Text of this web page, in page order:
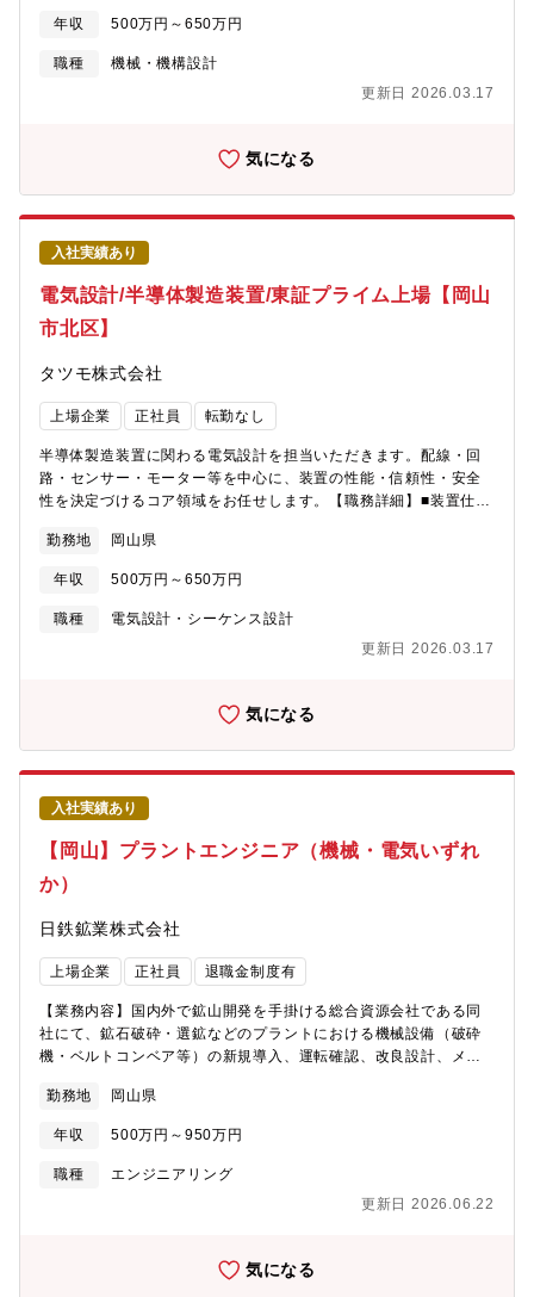
置の開発設計■貼合・剥離機構、真空・熱・加圧ユニット、搬送・
位置決め機構、フレーム・カバー等の設計■解析・検証（強度・
熱・振動・流体などのCAE、FMEA、リスクアセスメント）と実
DFA、原価企画、量産立上げ）■国内外顧客との技術折衝、装置仕
年収 500万円～650万円
職種
機械・機構設計
更新日 2026.03.17
気になる
入社実績あり
電気設計/半導体製造装置/東証プライム上場【岡山
市北区】
タツモ株式会社
上場企業 正社員 転勤なし
半導体製造装置に関わる電気設計を担当いただきます。配線・回
路・センサー・モーター等を中心に、装置の性能・信頼性・安全
性を決定づけるコア領域をお任せします。【職務詳細】■装置仕様
量、I/O点数、セーフティレベル等）■電気設計：アナログ／デジ
タル、センサー信号、ノイズ対策（シールド・グラウンディン
グ・フィルタ）、安全回路／インターロック／マイコンボード／
PLC／モーション／サーボ／ロボット／各種フィールドバス
計 等■盤設計・配線：制御盤レイアウト、ハーネス設計、部品選
成）■立上げ・検証：評価、EMC／ESD対策、FMEA／DRレビュ
ー、サーボチューニング■法規・安全規格対応：CE／UL、SEMI
S2等の安全・環境要件の適合設計（国内、アジア圏、アメリカ・
ヨーロッパ圏など）■現地対応：製造部門・サプライヤとの連携、
国内・海外での装置トラブルシュート、原因解析／再発防止■開発
の高度化：標準化／モジュール化、設計自動化 等
勤務地 岡山県
年収 500万円～650万円
職種
電気設計・シーケンス設計
更新日 2026.03.17
気になる
入社実績あり
【岡山】プラントエンジニア（機械・電気いずれ
か）
日鉄鉱業株式会社
上場企業 正社員 退職金制度有
【業務内容】国内外で鉱山開発を手掛ける総合資源会社である同
社にて、鉱石破砕・選鉱などのプラントにおける機械設備（破砕
機・ベルトコンベア等）の新規導入、運転確認、改良設計、メン
る電気設備（変電所・受電設備、配線など）の維持管理、新規導
入、改良設計などに携わっていただきます。【業務詳細】今まで
のご経験に親和性の高い業務から携わっていただきます。＜設備
管理＞新しい機械・電気設備の導入や予算の確認、導入までの流
明・業者への発注。費用や価格交渉・施工管理などを中心に行い
が求める品質・サイズに加工するために、プラント系統決定や作
業指示を考え、現場で働く社員へ指示出しや進捗確認を行いま
勤務地 岡山県
年収 500万円～950万円
職種
エンジニアリング
更新日 2026.06.22
気になる